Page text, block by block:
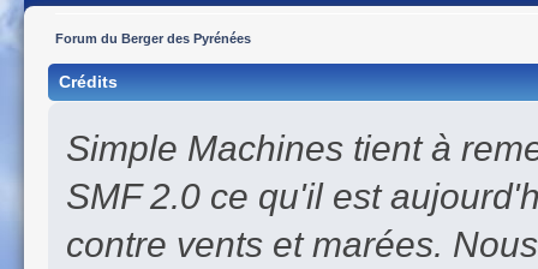
Forum du Berger des Pyrénées
Crédits
Simple Machines tient à
SMF 2.0 ce qu'il est
contre vents et marées.